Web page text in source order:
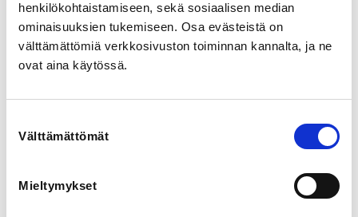
henkilökohtaistamiseen, sekä sosiaalisen median
ominaisuuksien tukemiseen. Osa evästeistä on
välttämättömiä verkkosivuston toiminnan kannalta, ja ne
ovat aina käytössä.
valinta
Välttämättömät
Mieltymykset
SPORTS
Kalevan Kierros
REGISTRATION PERIOD
PRICE
pesumahdollisuuden ja muistomitalin.